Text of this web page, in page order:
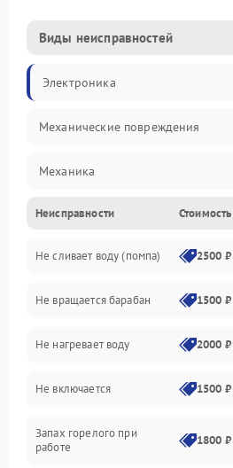
Виды неисправностей
Электроника
Механические повреждения
Механика
Электропитание
Водоснабжение
Слив
Программное обеспечение
Неисправности Стоимость
Не сливает воду (помпа) 2500 ₽
Не вращается барабан 1500 ₽
Не нагревает воду 2000 ₽
Не включается 1500 ₽
Запах горелого при
работе
1800 ₽